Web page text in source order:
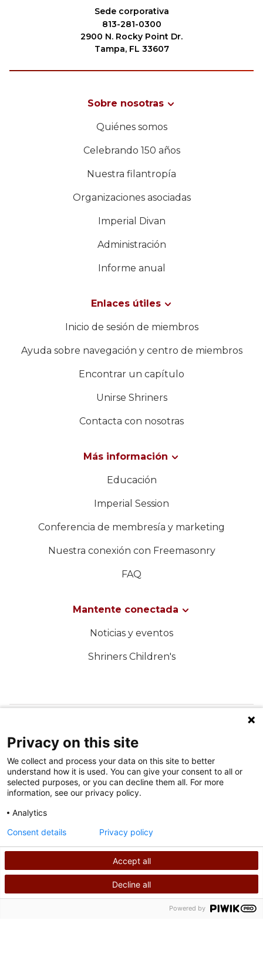
Sede corporativa
813-281-0300
2900 N. Rocky Point Dr.
Tampa, FL 33607
Sobre nosotras
Quiénes somos
Celebrando 150 años
Nuestra filantropía
Organizaciones asociadas
Imperial Divan
Administración
Informe anual
Enlaces útiles
Inicio de sesión de miembros
Ayuda sobre navegación y centro de miembros
Encontrar un capítulo
Unirse Shriners
Contacta con nosotras
Más información
Educación
Imperial Session
Conferencia de membresía y marketing
Nuestra conexión con Freemasonry
FAQ
Mantente conectada
Noticias y eventos
Shriners Children's
política de privacidad
©2026 Derechos de autor de Shriners International
LLÁMANOS BUSCAR
Privacy on this site
We collect and process your data on this site to better
understand how it is used. You can give your consent to all or
selected purposes, or you can decline them all. For more
information, see our privacy policy.
Analytics
Accept all
Decline all
Consent details Privacy policy
Powered by